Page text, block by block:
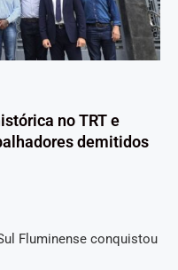
no TRT e
demitidos
Fluminense conquistou